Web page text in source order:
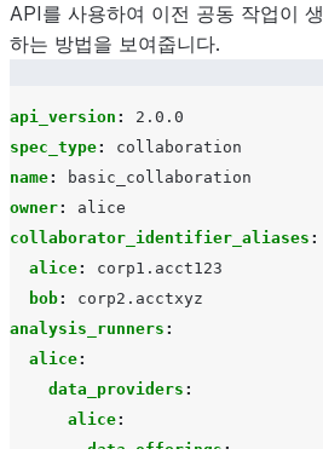
API를 사용하여 이전 공동 작업이
하는 방법을 보여줍니다.
api_version :
2.0.0
spec_type:
collaboration
name:
basic_collaboration
owner:
alice
collaborator_identifier_aliases :
alice:
corp1.acct123
bob:
corp2.acctxyz
analysis_runners :
alice:
data_providers :
alice:
data_offerings :